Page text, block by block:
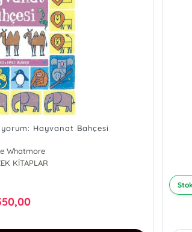
Hayvanat Bahçesi
Whatmore
WATT
KİTAPLAR